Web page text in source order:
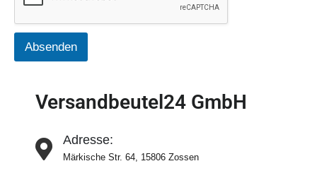
Absenden
Versandbeutel24 GmbH
Adresse:
Märkische Str. 64, 15806 Zossen